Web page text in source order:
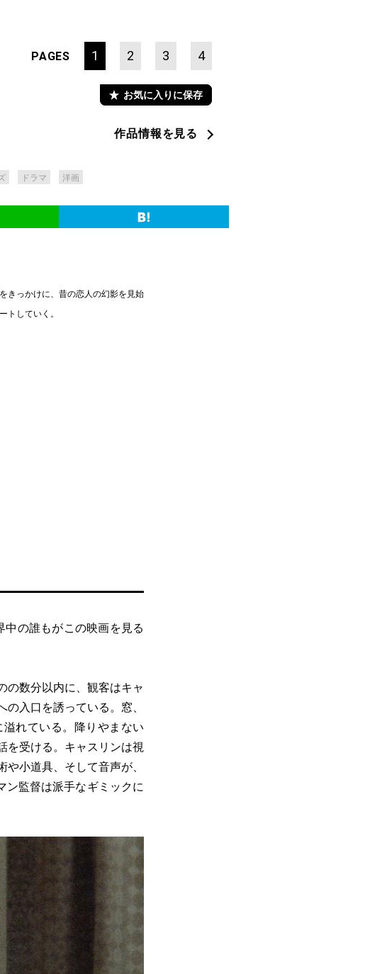
PAGES 1 2 3 4
お気に入りに保存
ドラマ 洋画
作品情報を見る
きっかけに、昔の恋人の幻影を見始
トしていく。
中の誰もがこの映画を見る
の数分以内に、観客はキャ
入口を誘っている。窓、
れている。降りやまない
を受ける。キャスリンは視
小道具、そして音声が、
ン監督は派手なギミックに